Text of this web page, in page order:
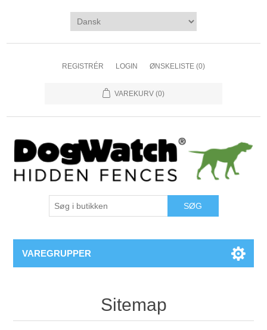
REGISTRÉR LOGIN ØNSKELISTE (0)
VAREKURV (0)
VAREGRUPPER
Sitemap